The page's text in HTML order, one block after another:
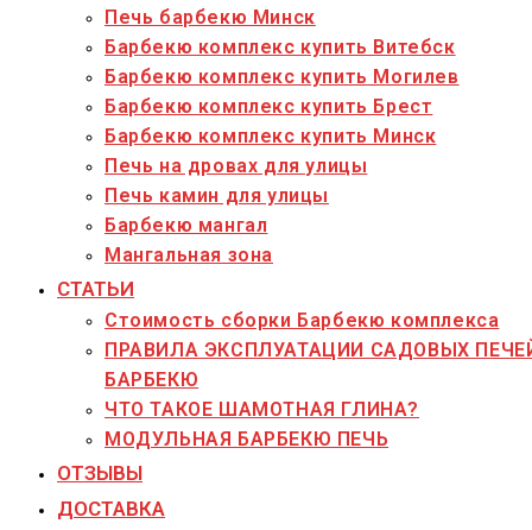
Печь барбекю Минск
Барбекю комплекс купить Витебск
Барбекю комплекс купить Могилев
Барбекю комплекс купить Брест
Барбекю комплекс купить Минск
Печь на дровах для улицы
Печь камин для улицы
Барбекю мангал
Мангальная зона
СТАТЬИ
Стоимость сборки Барбекю комплекса
ПРАВИЛА ЭКСПЛУАТАЦИИ САДОВЫХ
БАРБЕКЮ
ЧТО ТАКОЕ ШАМОТНАЯ ГЛИНА?
МОДУЛЬНАЯ БАРБЕКЮ ПЕЧЬ
ОТЗЫВЫ
ДОСТАВКА